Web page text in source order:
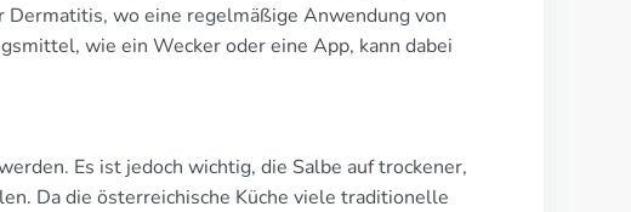
wo eine regelmäßige Anwendung von
wie ein Wecker oder eine App, kann dabei
Es ist jedoch wichtig, die Salbe auf trockener,
Da die österreichische Küche viele traditionelle